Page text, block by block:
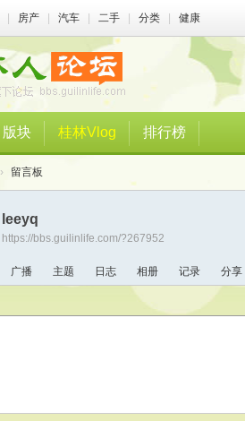
房产 汽车 二手 分类 健康
版块 桂林Vlog 排行榜
› 留言板
leeyq
https://bbs.guilinlife.com/?267952
广播 主题 日志 相册 记录 分享